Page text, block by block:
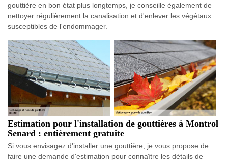
gouttière en bon état plus longtemps, je conseille également de
nettoyer régulièrement la canalisation et d'enlever les végétaux
susceptibles de l'endommager.
Estimation pour l'installation de gouttières à Montrol
Senard : entièrement gratuite
Si vous envisagez d'installer une gouttière, je vous propose de
faire une demande d'estimation pour connaître les détails de